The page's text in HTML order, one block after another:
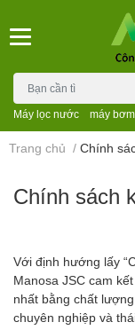
Máy lọc nước máy bơm
Trang chủ / Chính
Chính sách
Với định hướng lấy
Manosa JSC cam
nhất bằng chất
chuyên nghiệp và